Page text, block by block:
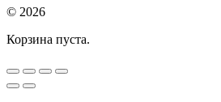
© 2026
Корзина пуста.